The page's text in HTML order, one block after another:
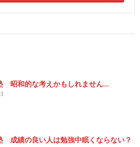
昭和的な考えかもしれません…
成績の良い人は勉強中眠くならない？